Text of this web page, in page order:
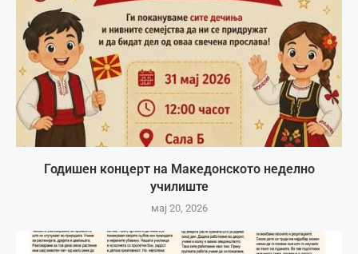
Годишен концерт на Македонското неделно
училиште
мај 20, 2026